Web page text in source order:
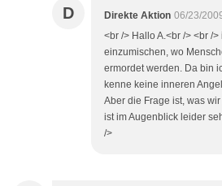
D Direkte Aktion 06/23/
<br /> Hallo A.<br /> <br /
einzumischen, wo
ermordet werden. Da bin
kenne keine inneren
Aber die Frage ist, was
ist im Augenblick leider
/>